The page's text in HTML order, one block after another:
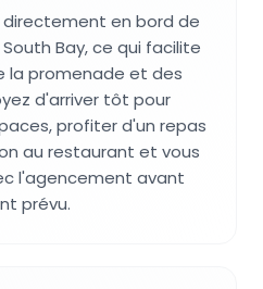
directement en bord de
Bay, ce qui facilite
la promenade et des
d'arriver tôt pour
profiter d'un repas
au restaurant et vous
l'agencement avant
prévu.